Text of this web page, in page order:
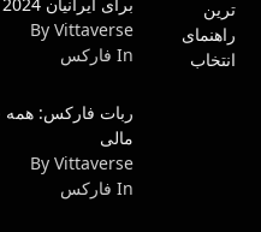
By Vittaverse
In فاركس
ربات فارکس: همه
مالی
By Vittaverse
In فاركس